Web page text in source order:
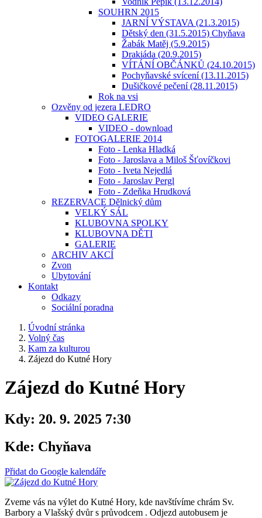
SOUHRN 2015
JARNÍ VÝSTAVA (21.3.2015)
Dětský den (31.5.2015) Chyňava
Žabák Matěj (5.9.2015)
Drakiáda (20.9.2015)
VÍTÁNÍ OBČÁNKŮ (24.10.2015)
Pochyňavské svícení (13.11.2015)
Dušičkové pečení (28.11.2015)
Rok na vsi
Ozvěny od jezera LEDRO
VIDEO GALERIE
VIDEO - download
FOTOGALERIE 2014
Foto - Lenka Hladká
Foto - Jaroslava a Miloš Šťovíčkovi
Foto - Iveta Nejedlá
Foto - Jaroslav Pergl
Foto - Zdeňka Hrudková
REZERVACE Dělnický dům
VELKÝ SÁL
KLUBOVNA SPOLKY
KLUBOVNA DĚTI
GALERIE
ARCHIV AKCÍ
Zvon
Ubytování
Kontakt
Odkazy
Sociální poradna
Úvodní stránka
Volný čas
Kam za kulturou
Zájezd do Kutné Hory
Zájezd do Kutné Hory
Kdy: 20. 9. 2025 7:30
Kde: Chyňava
Přidat do Google kalendáře
Zveme vás na výlet do Kutné Hory, kde navštívíme chrám Sv.
Barbory a Vlašský dvůr s průvodcem . Odjezd autobusem je